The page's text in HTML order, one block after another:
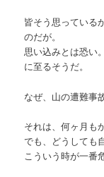
皆そう思っている
のだが。
思い込みとは恐い
に至るそうだ。
なぜ、山の遭難事
それは、何ヶ月も
でも、どうしても
こういう時が一番